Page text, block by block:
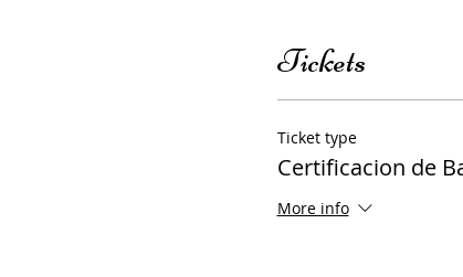
Tickets
Ticket type
Certificacion de
More info